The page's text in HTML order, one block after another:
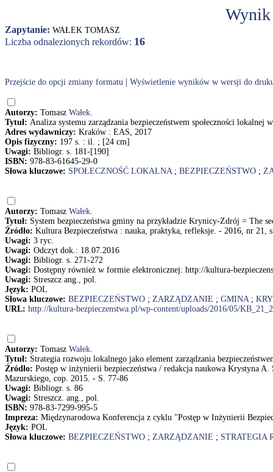
Zapytanie: WAŁEK TOMASZ
Liczba odnalezionych rekordów: 16
Przejście do opcji zmiany formatu Wyświetlenie wyników w wersji do
Autorzy: Tomasz Wałek.
Tytuł: Analiza systemu zarządzania bezpieczeństwem społeczności lokalnej
Adres wydawniczy: Kraków : EAS, 2017
Opis fizyczny: 197 s. : il. ; [24 cm]
Uwagi: Bibliogr. s. 181-[190]
ISBN: 978-83-61645-29-0
Słowa kluczowe: SPOŁECZNOŚĆ LOKALNA; BEZPIECZEŃSTWO ;
Autorzy: Tomasz Wałek.
Tytuł: System bezpieczeństwa gminy na przykładzie Krynicy-Zdrój = The
Źródło: Kultura Bezpieczeństwa : nauka, praktyka, refleksje. - 2016, nr 21,
Uwagi: 3 ryc.
Uwagi: Odczyt dok.: 18.07.2016
Uwagi: Bibliogr. s. 271-272
Uwagi: Dostępny również w formie elektronicznej: http://kultura-
Uwagi: Streszcz ang., pol.
Język: POL
Słowa kluczowe: BEZPIECZEŃSTWO ; ZARZĄDZANIE ; GMINA;
URL: http://kultura-bezpieczenstwa.pl/wp-content/uploads/2016/05/
Autorzy: Tomasz Wałek.
Tytuł: Strategia rozwoju lokalnego jako element zarządzania
Źródło: Postęp w inżynierii bezpieczeństwa / redakcja naukowa Krystyna
Mazurskiego, cop. 2015. - S. 77-86
Uwagi: Bibliogr. s. 86
Uwagi: Streszcz. ang., pol.
ISBN: 978-83-7299-995-5
Impreza: Międzynarodowa Konferencja z cyklu "Postęp w Inżynierii
Język: POL
Słowa kluczowe: BEZPIECZEŃSTWO ; ZARZĄDZANIE ; STRATEGIA